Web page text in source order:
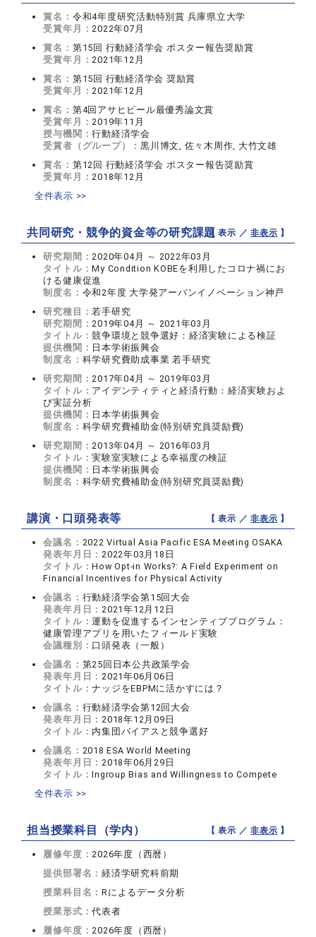
賞名： 令和4年度研究活動特別賞 兵庫県立大学
受賞年月：2022年07月
賞名： 第15回 行動経済学会 ポスター報告奨励賞
受賞年月：2021年12月
賞名： 第15回 行動経済学会 奨励賞
受賞年月：2021年12月
賞名： 第4回アサヒビール最優秀論文賞
受賞年月：2019年11月
授与機関：行動経済学会
受賞者（グループ）：黒川博文, 佐々木周作, 大竹文雄
賞名： 第12回 行動経済学会 ポスター報告奨励賞
受賞年月：2018年12月
全件表示 >>
共同研究・競争的資金等の研究課題【 表示 ／非表示 】
研究期間：2020年04月 ～ 2022年03月
タイトル：My Condition KOBEを利用したコロナ禍にお
ける健康促進
制度名： 令和2年度 大学発アーバンイノベーション神戸
研究種目：若手研究
研究期間：2019年04月 ～ 2021年03月
タイトル：競争環境と競争選好：経済実験による検証
提供機関： 日本学術振興会
制度名： 科学研究費助成事業 若手研究
研究期間：2017年04月 ～ 2019年03月
タイトル： アイデンティティと経済行動：経済実験およ
び実証分析
提供機関： 日本学術振興会
制度名： 科学研究費補助金(特別研究員奨励費)
研究期間：2013年04月 ～ 2016年03月
タイトル：実験室実験による幸福度の検証
提供機関： 日本学術振興会
制度名： 科学研究費補助金(特別研究員奨励費)
講演・口頭発表等 【 表示 ／非表示 】
会議名： 2022 Virtual Asia Pacific ESA Meeting OSAKA
発表年月日：2022年03月18日
タイトル：How Opt-in Works?: A Field Experiment on
Financial Incentives for Physical Activity
会議名： 行動経済学会第15回大会
発表年月日：2021年12月12日
タイトル：運動を促進するインセンティブプログラム：
健康管理アプリを用いたフィールド実験
会議種別： 口頭発表（一般）
会議名： 第25回日本公共政策学会
発表年月日：2021年06月06日
タイトル：ナッジをEBPMに活かすには？
会議名： 行動経済学会第12回大会
発表年月日：2018年12月09日
タイトル： 内集団バイアスと競争選好
会議名： 2018 ESA World Meeting
発表年月日：2018年06月29日
タイトル：Ingroup Bias and Willingness to Compete
全件表示 >>
担当授業科目（学内） 【 表示 ／非表示 】
履修年度：2026年度（西暦）
提供部署名：経済学研究科前期
授業科目名：Rによるデータ分析
授業形式：代表者
履修年度：2026年度（西暦）